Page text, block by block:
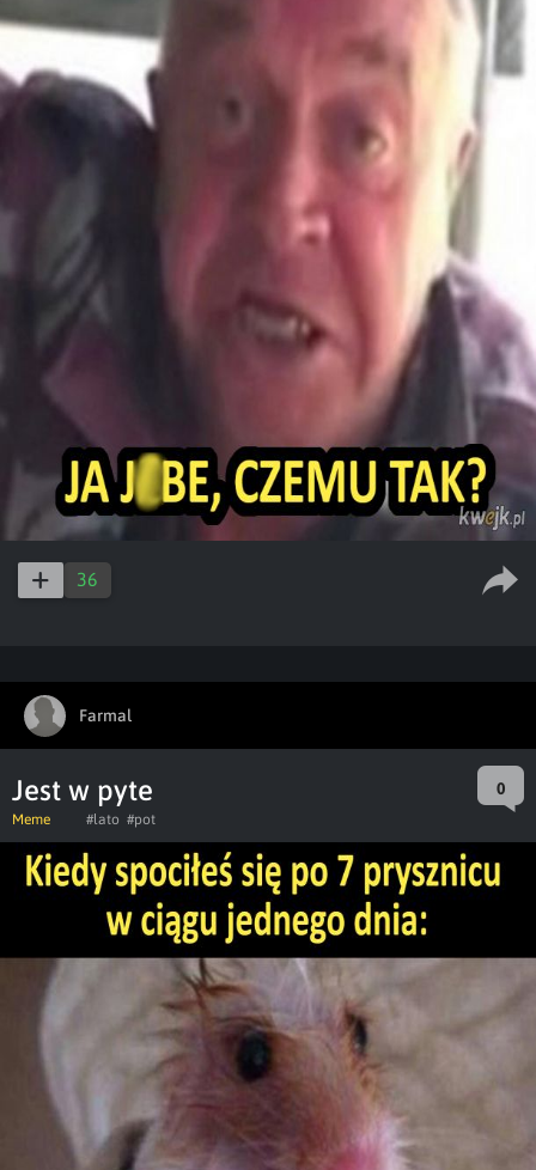
36
Farmal
Jest w pyte 0
Meme #lato #pot